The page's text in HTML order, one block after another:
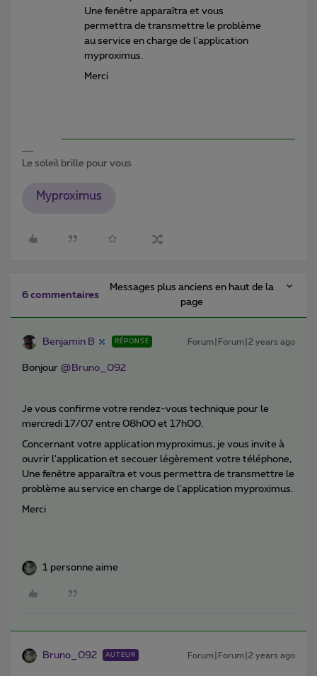
Une fenêtre apparaîtra et vous
permettra de transmettre le problème
au service en charge de l'application
myproximus.
Merci
Le soleil brille pour vous
Myproximus
6 commentaires
Messages plus anciens en haut de la
page
Benjamin B RÉPONSE Forum|Forum|2 years ago
Bonjour @Bruno_092
Je vous confirme votre rendez-vous technique pour le
mercredi 17/07 entre 08h00 et 17h00.
Concernant votre application myproximus, je vous invite à
ouvrir l'application et secouer légèrement votre téléphone,
Une fenêtre apparaîtra et vous permettra de transmettre le
problème au service en charge de l'application myproximus.
Merci
1 personne aime
Bruno_092 AUTEUR Forum|Forum|2 years ago